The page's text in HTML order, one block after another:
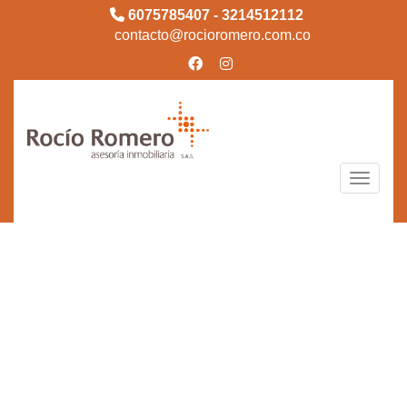
6075785407 - 3214512112
contacto@rocioromero.com.co
Toggle